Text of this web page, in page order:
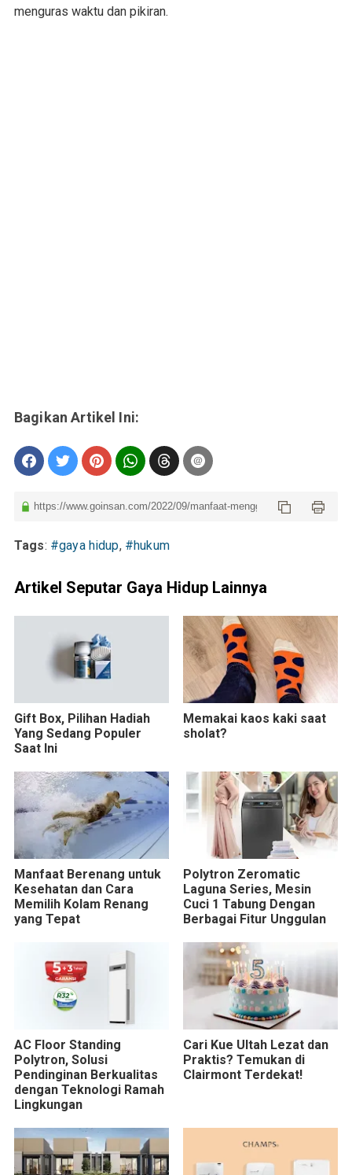
menguras waktu dan pikiran.
Tags: #gaya hidup, #hukum
Artikel Seputar Gaya Hidup Lainnya
Gift Box, Pilihan Hadiah
Yang Sedang Populer
Saat Ini
Memakai kaos kaki saat
sholat?
Manfaat Berenang untuk
Kesehatan dan Cara
Memilih Kolam Renang
yang Tepat
Polytron Zeromatic
Laguna Series, Mesin
Cuci 1 Tabung Dengan
Berbagai Fitur Unggulan
AC Floor Standing
Polytron, Solusi
Pendinginan Berkualitas
dengan Teknologi Ramah
Lingkungan
Cari Kue Ultah Lezat dan
Praktis? Temukan di
Clairmont Terdekat!